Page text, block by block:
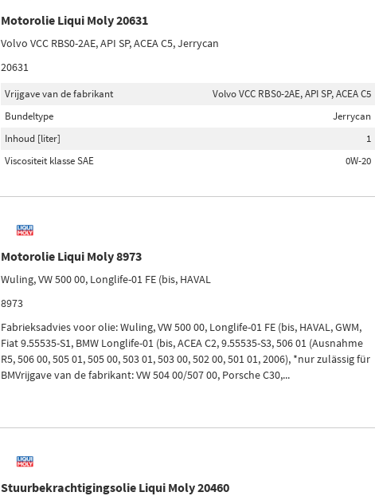
Motorolie Liqui Moly 20631
Volvo VCC RBS0-2AE, API SP, ACEA C5, Jerrycan
20631
Vrijgave van de fabrikant
Volvo VCC RBS0-2AE, API SP, ACEA C5
Bundeltype
Jerrycan
Inhoud [liter]
1
Viscositeit klasse SAE
0W-20
Motorolie Liqui Moly 8973
Wuling, VW 500 00, Longlife-01 FE (bis, HAVAL
8973
Fabrieksadvies voor olie: Wuling, VW 500 00, Longlife-01 FE (bis, HAVAL, GWM,
Fiat 9.55535-S1, BMW Longlife-01 (bis, ACEA C2, 9.55535-S3, 506 01 (Ausnahme
R5, 506 00, 505 01, 505 00, 503 01, 503 00, 502 00, 501 01, 2006), *nur zulässig für
BMVrijgave van de fabrikant: VW 504 00/507 00, Porsche C30,...
Stuurbekrachtigingsolie Liqui Moly 20460